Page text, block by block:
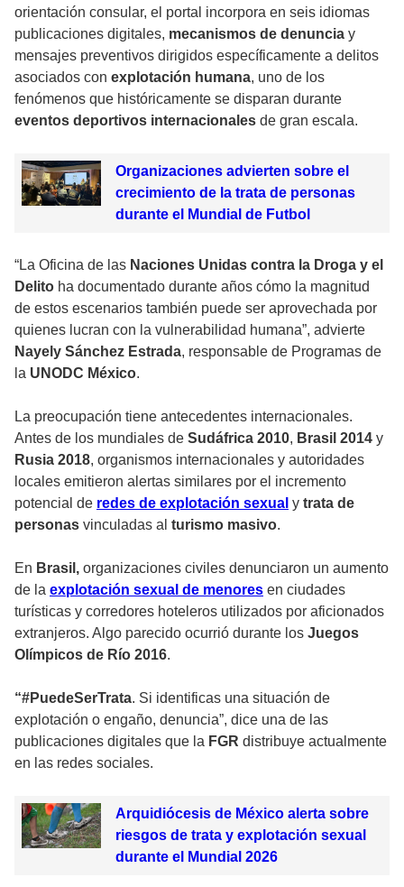
orientación consular, el portal incorpora en seis idiomas
publicaciones digitales, mecanismos de denuncia y
mensajes preventivos dirigidos específicamente a delitos
asociados con explotación humana, uno de los
fenómenos que históricamente se disparan durante
eventos deportivos internacionales de gran escala.
Organizaciones advierten sobre el
crecimiento de la trata de personas
durante el Mundial de Futbol
“La Oficina de las Naciones Unidas contra la Droga y el
Delito ha documentado durante años cómo la magnitud
de estos escenarios también puede ser aprovechada por
quienes lucran con la vulnerabilidad humana”, advierte
Nayely Sánchez Estrada, responsable de Programas de
la UNODC México.
La preocupación tiene antecedentes internacionales.
Antes de los mundiales de Sudáfrica 2010, Brasil 2014 y
Rusia 2018, organismos internacionales y autoridades
locales emitieron alertas similares por el incremento
potencial de redes de explotación sexual y trata de
personas vinculadas al turismo masivo.
En Brasil, organizaciones civiles denunciaron un aumento
de la explotación sexual de menores en ciudades
turísticas y corredores hoteleros utilizados por aficionados
extranjeros. Algo parecido ocurrió durante los Juegos
Olímpicos de Río 2016.
“#PuedeSerTrata. Si identificas una situación de
explotación o engaño, denuncia”, dice una de las
publicaciones digitales que la FGR distribuye actualmente
en las redes sociales.
Arquidiócesis de México alerta sobre
riesgos de trata y explotación sexual
durante el Mundial 2026